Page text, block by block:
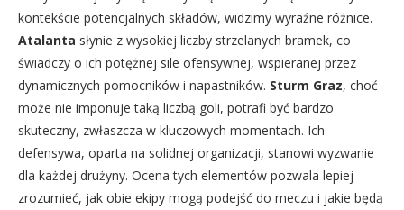
kontekście potencjalnych składów, widzimy wyraźne różnice.
Atalanta słynie z wysokiej liczby strzelanych bramek, co
świadczy o ich potężnej sile ofensywnej, wspieranej przez
dynamicznych pomocników i napastników. Sturm Graz, choć
może nie imponuje taką liczbą goli, potrafi być bardzo
skuteczny, zwłaszcza w kluczowych momentach. Ich
defensywa, oparta na solidnej organizacji, stanowi wyzwanie
dla każdej drużyny. Ocena tych elementów pozwala lepiej
zrozumieć, jak obie ekipy mogą podejść do meczu i jakie będą